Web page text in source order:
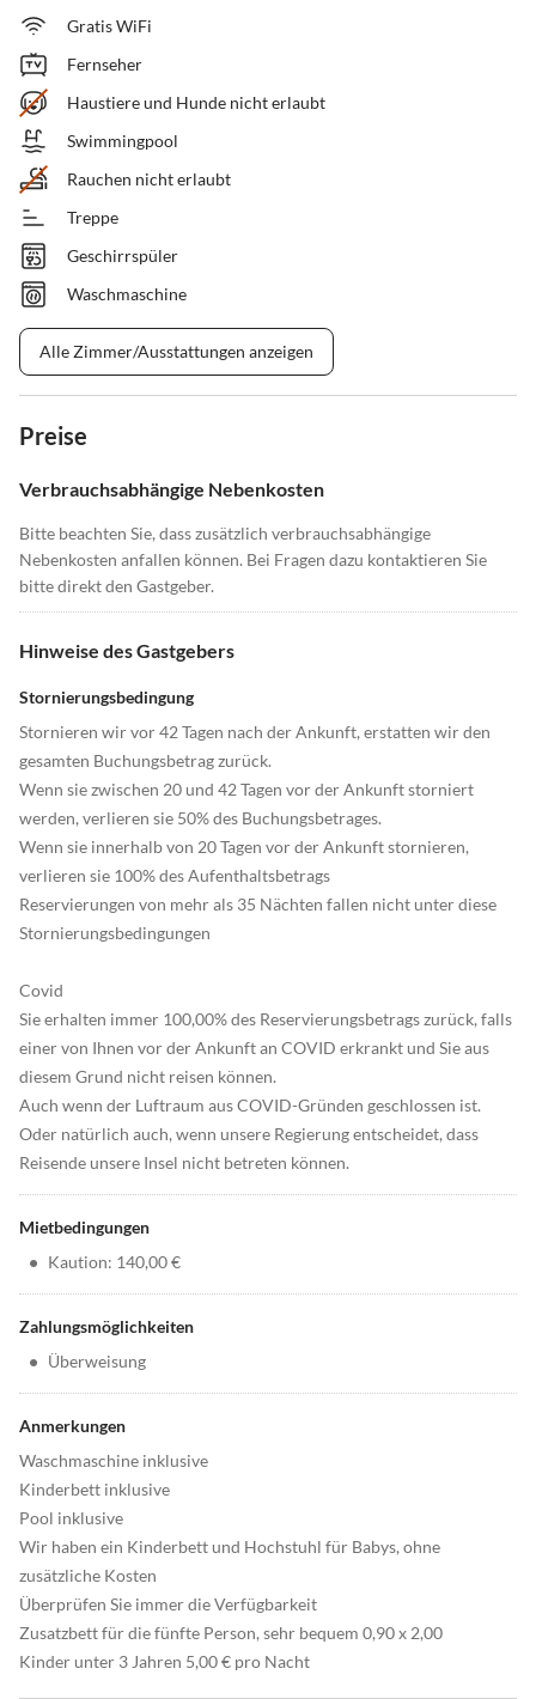
Gratis WiFi
Fernseher
Haustiere und Hunde nicht erlaubt
Swimmingpool
Rauchen nicht erlaubt
Treppe
Geschirrspüler
Waschmaschine
Alle Zimmer/Ausstattungen anzeigen
Preise
Verbrauchsabhängige Nebenkosten
Bitte beachten Sie, dass zusätzlich verbrauchsabhängige
Nebenkosten anfallen können. Bei Fragen dazu kontaktieren Sie
bitte direkt den Gastgeber.
Hinweise des Gastgebers
Stornierungsbedingung
Stornieren wir vor 42 Tagen nach der Ankunft, erstatten wir den
gesamten Buchungsbetrag zurück.
Wenn sie zwischen 20 und 42 Tagen vor der Ankunft storniert
werden, verlieren sie 50% des Buchungsbetrages.
Wenn sie innerhalb von 20 Tagen vor der Ankunft stornieren,
verlieren sie 100% des Aufenthaltsbetrags
Reservierungen von mehr als 35 Nächten fallen nicht unter diese
Stornierungsbedingungen
Covid
Sie erhalten immer 100,00% des Reservierungsbetrags zurück, falls
einer von Ihnen vor der Ankunft an COVID erkrankt und Sie aus
diesem Grund nicht reisen können.
Auch wenn der Luftraum aus COVID-Gründen geschlossen ist.
Oder natürlich auch, wenn unsere Regierung entscheidet, dass
Reisende unsere Insel nicht betreten können.
Mietbedingungen
• Kaution: 140,00 €
Zahlungsmöglichkeiten
• Überweisung
Anmerkungen
Waschmaschine inklusive
Kinderbett inklusive
Pool inklusive
Wir haben ein Kinderbett und Hochstuhl für Babys, ohne
zusätzliche Kosten
Überprüfen Sie immer die Verfügbarkeit
Zusatzbett für die fünfte Person, sehr bequem 0,90 x 2,00
Kinder unter 3 Jahren 5,00 € pro Nacht